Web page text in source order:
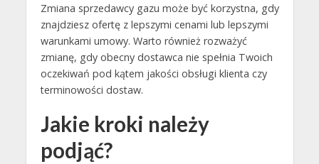
Zmiana sprzedawcy gazu może być korzystna, gdy
znajdziesz ofertę z lepszymi cenami lub lepszymi
warunkami umowy. Warto również rozważyć
zmianę, gdy obecny dostawca nie spełnia Twoich
oczekiwań pod kątem jakości obsługi klienta czy
terminowości dostaw.
Jakie kroki należy
podjąć?